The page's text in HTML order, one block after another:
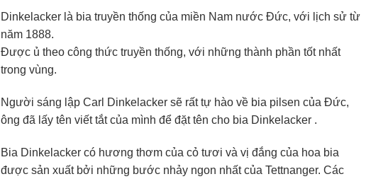
Dinkelacker là bia truyền thống của miền Nam nước Đức, với lịch sử từ
năm 1888.
Được ủ theo công thức truyền thống, với những thành phần tốt nhất
trong vùng.
Người sáng lập Carl Dinkelacker sẽ rất tự hào về bia pilsen của Đức,
ông đã lấy tên viết tắt của mình để đặt tên cho bia Dinkelacker .
Bia Dinkelacker có hương thơm của cỏ tươi và vị đắng của hoa bia
được sản xuất bởi những bước nhảy ngon nhất của Tettnanger. Các